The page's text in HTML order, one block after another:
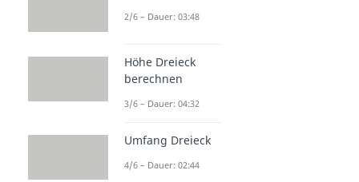
2/6 – Dauer: 03:48
Höhe Dreieck
berechnen
3/6 – Dauer: 04:32
Umfang Dreieck
4/6 – Dauer: 02:44